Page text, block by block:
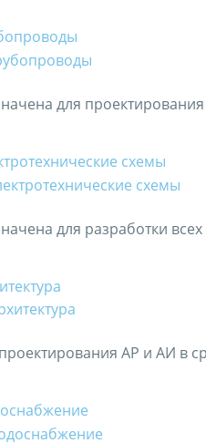
для
схемы
для разработки
АР и АИ в